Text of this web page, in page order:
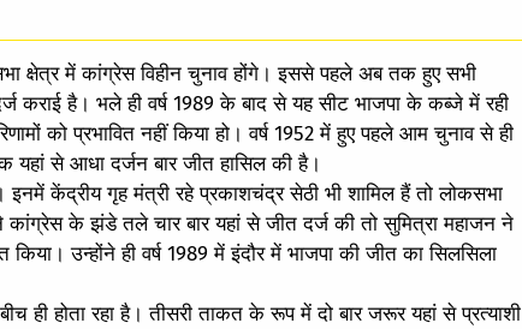
क्षेत्र में कांग्रेस विहीन चुनाव होंगे। इससे पहले अब तक हुए सभी
कराई है। भले ही वर्ष 1989 के बाद से यह सीट भाजपा के कब्जे में रही
को प्रभावित नहीं किया हो। वर्ष 1952 में हुए पहले आम चुनाव से ही
यहां से आधा दर्जन बार जीत हासिल की है।
इनमें केंद्रीय गृह मंत्री रहे प्रकाशचंद्र सेठी भी शामिल हैं तो लोकसभा
कांग्रेस के झंडे तले चार बार यहां से जीत दर्ज की तो सुमित्रा महाजन ने
उन्होंने ही वर्ष 1989 में इंदौर में भाजपा की जीत का सिलसिला
ही होता रहा है। तीसरी ताकत के रूप में दो बार जरूर यहां से प्रत्याशी